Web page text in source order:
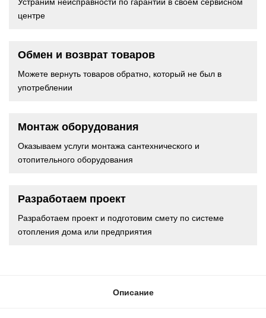
центре
Обмен и возврат товаров
Можете вернуть товаров обратно, который не был в
употреблении
Монтаж оборудования
Оказываем услуги монтажа сантехнического и
отопительного оборудования
Разработаем проект
Разработаем проект и подготовим смету по системе
отопления дома или предприятия
Описание